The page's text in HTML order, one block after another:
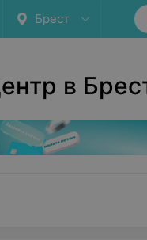
Брест
в